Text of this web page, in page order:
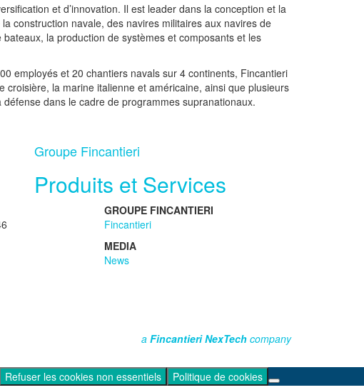
et d’innovation. Il est leader dans la conception et la
construction navale, des navires militaires aux navires de
la production de systèmes et composants et les
employés et 20 chantiers navals sur 4 continents, Fincantieri
croisière, la marine italienne et américaine, ainsi que plusieurs
dans le cadre de programmes supranationaux.
Groupe Fincantieri
Produits et Services
GROUPE FINCANTIERI
Fincantieri
MEDIA
News
a Fincantieri NexTech company
Refuser les cookies non essentiels Politique de cookies